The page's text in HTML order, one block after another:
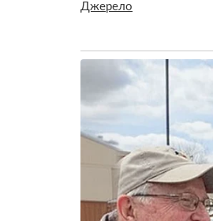
Джерело